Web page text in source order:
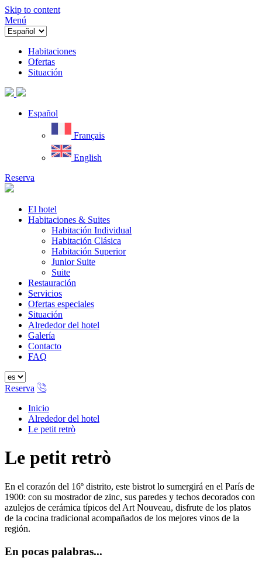
Skip to content
Menú
Habitaciones
Ofertas
Situación
Español
Français
English
Reserva
El hotel
Habitaciones & Suites
Habitación Individual
Habitación Clásica
Habitación Superior
Junior Suite
Suite
Restauración
Servicios
Ofertas especiales
Situación
Alrededor del hotel
Galería
Contacto
FAQ
Reserva
Inicio
Alrededor del hotel
Le petit retrò
Le petit retrò
En el corazón del 16º distrito, este bistrot lo sumergirá en el París de
1900: con su mostrador de zinc, sus paredes y techos decorados con
azulejos de cerámica típicos del Art Nouveau, disfrute de los platos
de la cocina tradicional acompañados de los mejores vinos de la
región.
En pocas palabras...